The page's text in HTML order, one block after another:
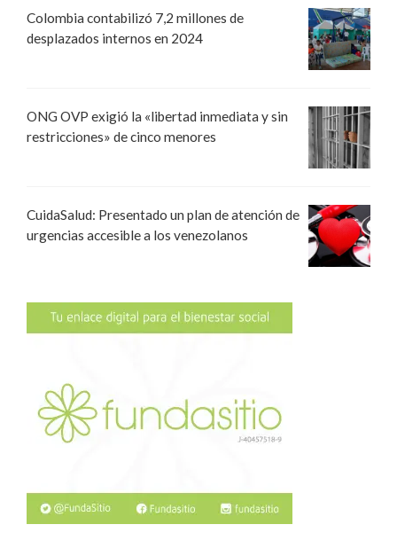
Colombia contabilizó 7,2 millones de
desplazados internos en 2024
ONG OVP exigió la «libertad inmediata y sin
restricciones» de cinco menores
CuidaSalud: Presentado un plan de atención de
urgencias accesible a los venezolanos